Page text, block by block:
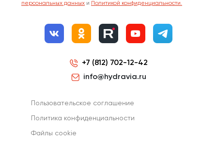
персональных данных и Политикой конфиденциальности.
+7 (812) 702-12-42
info@hydravia.ru
Пользовательское соглашение
Политика конфиденциальности
Файлы cookie